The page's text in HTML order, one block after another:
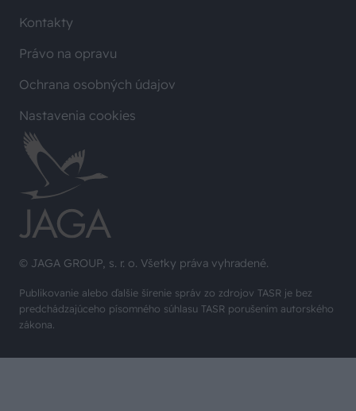
© JAGA GROUP, s. r. o. Všetky práva vyhradené.
Publikovanie alebo ďalšie šírenie správ zo zdrojov TASR je bez
predchádzajúceho písomného súhlasu TASR porušením autorského
zákona.
Kontakty
Právo na opravu
Ochrana osobných údajov
Nastavenia cookies